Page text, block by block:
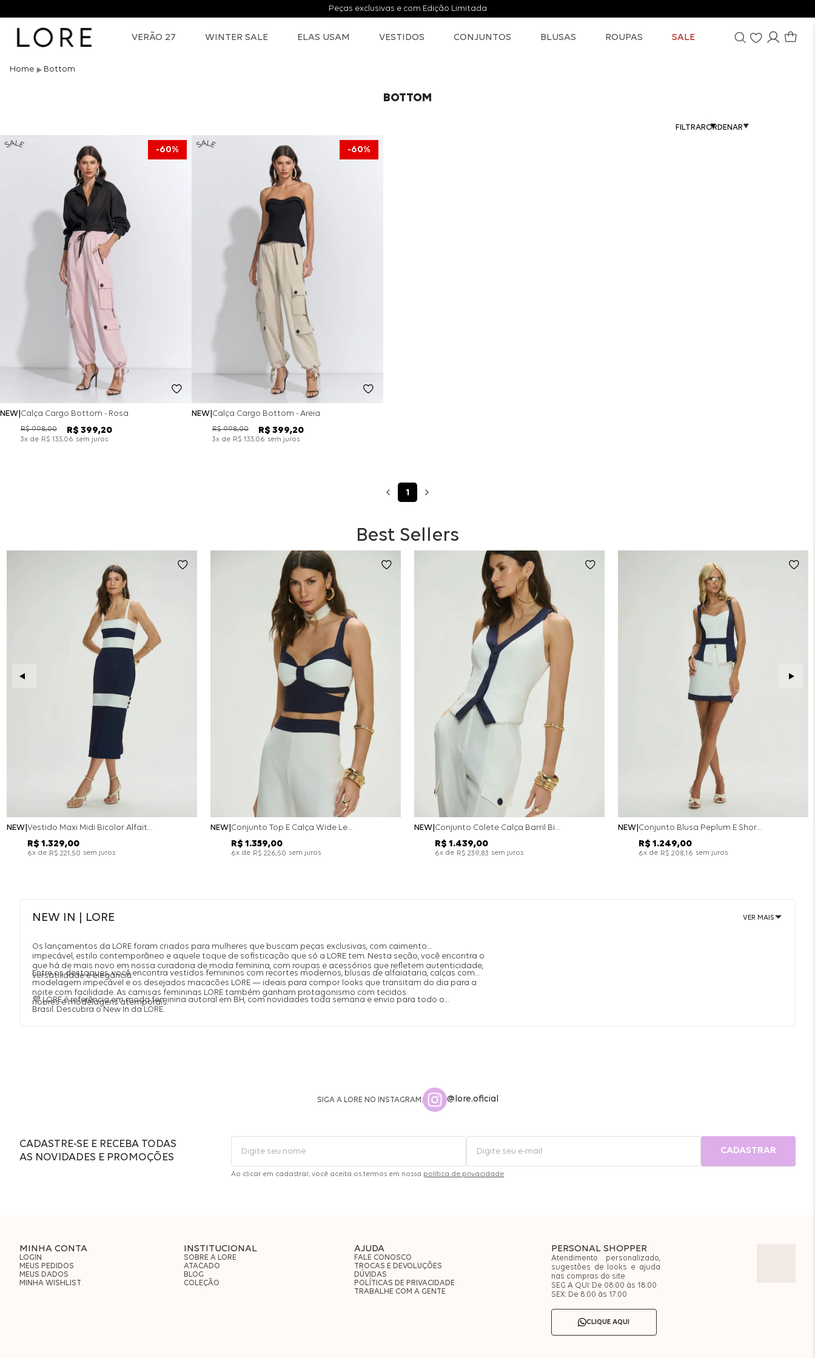
Peças exclusivas e com Edição Limitada
VERÃO 27 WINTER SALE ELAS USAM VESTIDOS CONJUNTOS BLUSAS ROUPAS SALE
Bottom
BOTTOM
FILTRAR
60%
NEW Calça Cargo Bottom - Rosa
R$ 998,00 R$ 399,20
3x de R$ 133,06 sem juros
60%
NEW Calça Cargo Bottom - Areia
R$ 998,00 R$ 399,20
3x de R$ 133,06 sem juros
1
Best Sellers
NEW Vestido Maxi Midi Bicolor Alfaitaria Navy - Marinho
R$ 1 .329,00
6x de R$ 221 ,50 sem juros
NEW Conjunto Top E Calça Wide Leg Bicolor Alfaitaria - Off White
R$ 1 .359,00
6x de R$ 226,50 sem juros
NEW Conjunto Colete Calça Barril Bicolor Alfaiataria - Off White
R$ 1 .439,00
6x de R$ 239,83 sem juros
NEW Conjunto Blusa Peplum E Short Saia Bicolor - Off White
R$ 1 .249,00
6x de R$ 208,16 sem juros
NEW IN | LORE VER MAIS
Os lançamentos da LORE foram criados para mulheres que buscam peças exclusivas, com caimento
impecável, estilo contemporâneo e aquele toque de sofisticação que só a LORE tem. Nesta seção, você encontra o
que há de mais novo em nossa curadoria de moda feminina, com roupas e acessórios que refletem autenticidade,
versatilidade e elegância.
Entre os destaques, você encontra vestidos femininos com recortes modernos, blusas de alfaiataria, calças com
modelagem impecável e os desejados macacões LORE — ideais para compor looks que transitam do dia para a
noite com facilidade. As camisas femininas LORE também ganham protagonismo com tecidos
nobres e modelagens atemporais.
💜 LORE é referência em moda feminina autoral em BH, com novidades toda semana e envio para todo o
Brasil. Descubra o New In da LORE.
SIGA A LORE NO INSTAGRAM: @lore.oficial
CADASTRE-SE E RECEBA TODAS
AS NOVIDADES E PROMOÇÕES
CADASTRAR
Ao clicar em cadastrar, você aceita os termos em nossa política de privacidade
MINHA CONTA
LOGIN
MEUS PEDIDOS
MEUS DADOS
MINHA WISHLIST
INSTITUCIONAL
SOBRE A LORE
ATACADO
BLOG
COLEÇÃO
AJUDA
FALE CONOSCO
TROCAS E DEVOLUÇÕES
DÚVIDAS
POLÍTICAS DE PRIVACIDADE
TRABALHE COM A GENTE
PERSONAL SHOPPER
Atendimento personalizado,
sugestões de looks e ajuda
nas compras do site.
SEG A QUI: De 08:00 às 18:00
SEX: De 8:00 às 17:00
CLIQUE AQUI